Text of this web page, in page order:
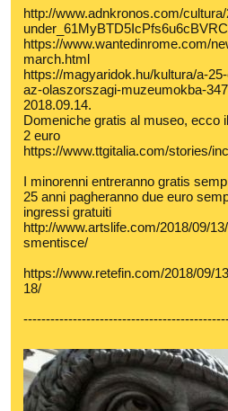
http://www.adnkronos.com/
https://www.wantedinrome.com/
march.html
https://magyaridok.hu/kultura/a-
az-olaszorszagi-muzeumokba-
2018.09.14.
Domeniche gratis al museo, ecco
2 euro
https://www.ttgitalia.com/stories/
I minorenni entreranno gratis
25 anni pagheranno due euro
ingressi gratuiti
http://www.artslife.com/2018/09/
smentisce/
https://www.retefin.com/2018/09/
18/